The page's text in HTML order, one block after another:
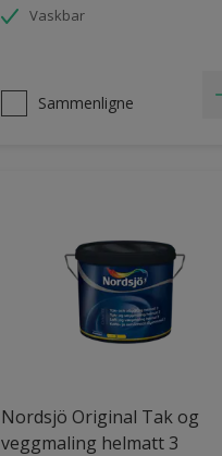
Vaskbar
Sammenligne
Nordsjö Original Tak og
veggmaling helmatt 3